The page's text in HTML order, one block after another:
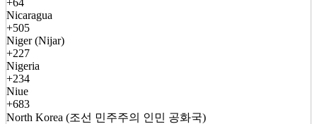
Nicaragua
+505
Niger (Nijar)
+227
Nigeria
+234
Niue
+683
North Korea (조선 민주주의 인민 공화국)